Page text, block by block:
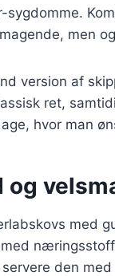
sygdomme.
men
version af
ret,
hvor man
og
med
den